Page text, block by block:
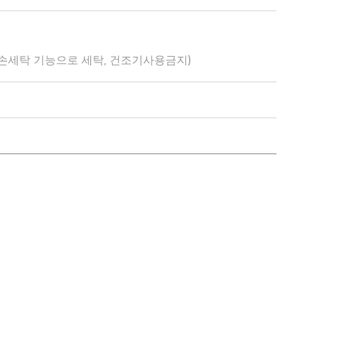
세탁 기능으로 세탁, 건조기사용금지)